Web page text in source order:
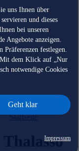
uns Ihnen über
und dieses
bei unseren
Angebote anzeigen.
Präferenzen festlegen.
dem Klick auf „Nur
notwendige Cookies
Geht klar
Impressum
Startseite